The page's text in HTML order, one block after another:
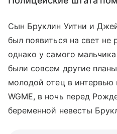
Сын Бруклин Уитни и
был появиться на свет не
однако у самого
были совсем другие
молодой отец в интервью
WGME, в ночь перед
беременной невесты